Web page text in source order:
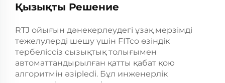
Қызықты Решение
RTJ ойығын дәнекерлеудегі ұзақ мерзімді
тежелулерді шешу үшін FITco өзіндік
тербеліссіз сызықтық толығымен
автоматтандырылған қатты қабат қою
алгоритмін әзірledі. Бұл инженерлік